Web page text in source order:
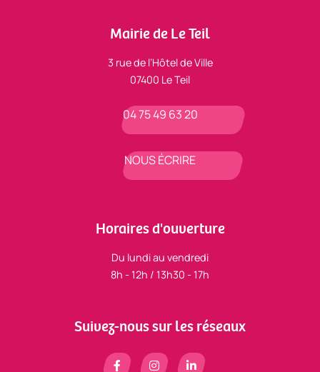
Mairie de Le Teil
3 rue de l’Hôtel de Ville
07400 Le Teil
04 75 49 63 20
NOUS ÉCRIRE
Horaires d'ouverture
Du lundi au vendredi
8h - 12h / 13h30 - 17h
Suivez-nous sur les réseaux